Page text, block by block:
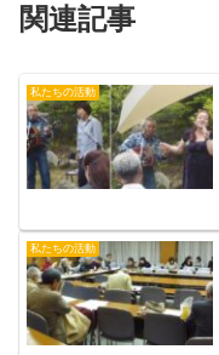
関連記事
私たちの活動
私たちの活動